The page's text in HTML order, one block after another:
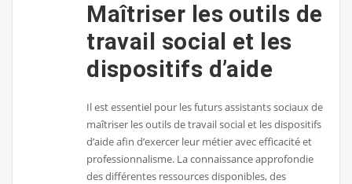
Maîtriser les outils de
travail social et les
dispositifs d’aide
Il est essentiel pour les futurs assistants sociaux de
maîtriser les outils de travail social et les dispositifs
d’aide afin d’exercer leur métier avec efficacité et
professionnalisme. La connaissance approfondie
des différentes ressources disponibles, des